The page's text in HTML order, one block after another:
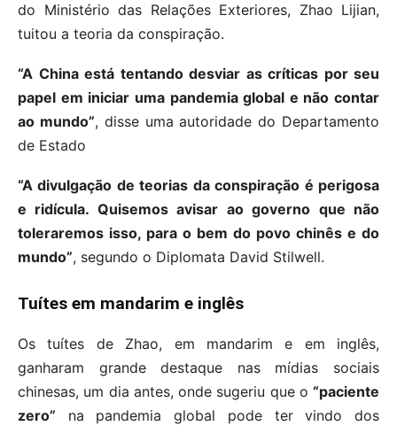
do Ministério das Relações Exteriores, Zhao Lijian,
tuitou a teoria da conspiração.
“A China está tentando desviar as críticas por seu
papel em iniciar uma pandemia global e não contar
ao mundo”, disse uma autoridade do Departamento
de Estado
“A divulgação de teorias da conspiração é perigosa
e ridícula. Quisemos avisar ao governo que não
toleraremos isso, para o bem do povo chinês e do
mundo”, segundo o Diplomata David Stilwell.
Tuítes em mandarim e inglês
Os tuítes de Zhao, em mandarim e em inglês,
ganharam grande destaque nas mídias sociais
chinesas, um dia antes, onde sugeriu que o “paciente
zero” na pandemia global pode ter vindo dos